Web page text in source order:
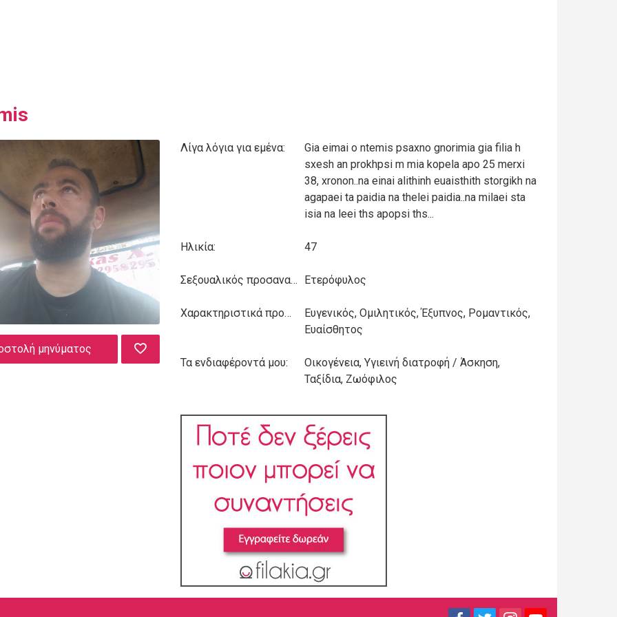
μηνύματος
Λίγα λόγια για εμένα:
Gia eimai o ntemis psaxno gnorimia gia filia h
sxesh an prokhpsi m mia kopela apo 25 merxi
38, xronon..na einai alithinh euaisthith storgikh na
agapaei ta paidia na thelei paidia..na milaei sta
isia na leei ths apopsi ths...
Ηλικία: 47
Σεξουαλικός προσανατολισμός: Ετερόφυλος
Χαρακτηριστικά προσωπικότητας:
Ευγενικός, Ομιλητικός, Έξυπνος, Ρομαντικός,
Ευαίσθητος
Τα ενδιαφέροντά μου:
Οικογένεια, Υγιεινή διατροφή / Άσκηση,
Ταξίδια, Ζωόφιλος